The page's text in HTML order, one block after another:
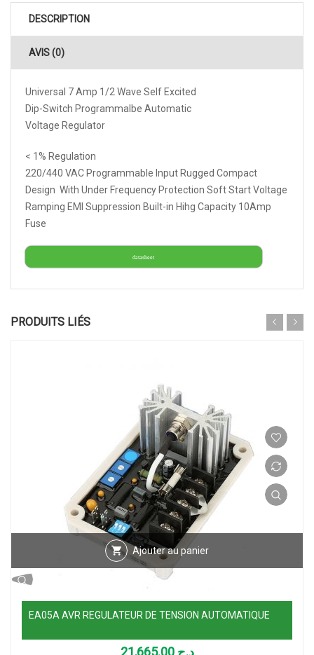
DESCRIPTION
AVIS (0)
Universal 7 Amp 1/2 Wave Self Excited
Dip-Switch Programmalbe Automatic
Voltage Regulator
< 1% Regulation
220/440 VAC Programmable Input Rugged Compact
Design With Under Frequency Protection Soft Start Voltage
Ramping EMI Suppression Built-in Hihg Capacity 10Amp
Fuse
datasheet
PRODUITS LIÉS
Ajouter au panier
EA05A AVR REGULATEUR DE TENSION AUTOMATIQUE
د.ج 21,665.00